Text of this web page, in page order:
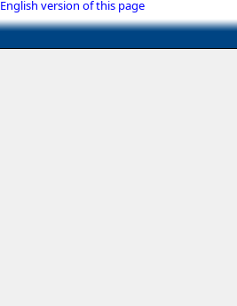
English version of this page